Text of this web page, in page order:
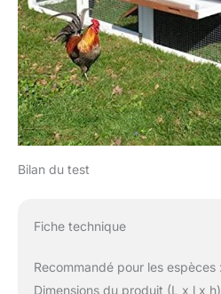
Bilan du test
Fiche technique
Recommandé pour les espèces
Dimensions du produit (L x l x